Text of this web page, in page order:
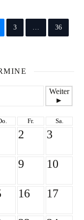
3 … 36
Weiter
►
Fr. Sa.
2 3
9 10
16 17